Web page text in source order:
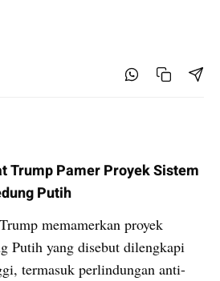
Trump Pamer Proyek Sistem
Putih
memamerkan proyek
Putih yang disebut dilengkapi
termasuk perlindungan anti-